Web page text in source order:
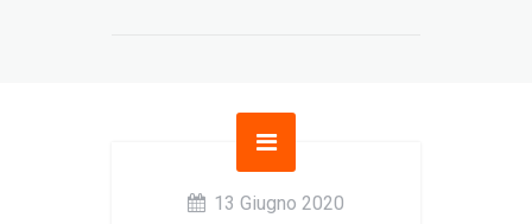
13 Giugno 2020